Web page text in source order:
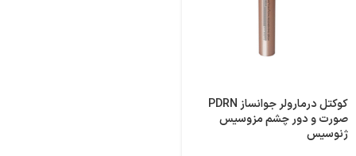
کوکتل درمارولر جوانساز PDRN
صورت و دور چشم مزوسیس
ژنوسیس